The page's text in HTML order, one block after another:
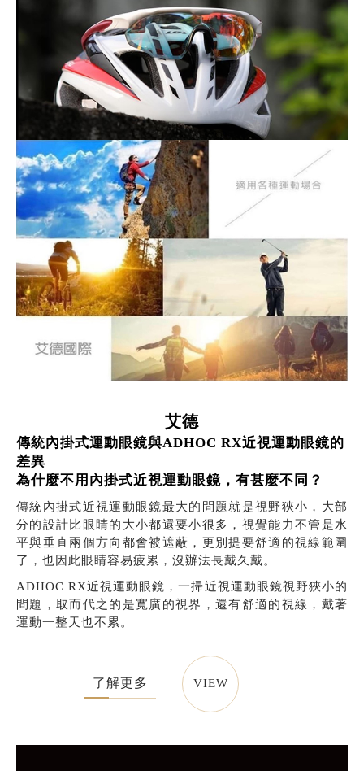
艾德
傳統內掛式運動眼鏡與ADHOC RX近視運動眼鏡的
差異
為什麼不用內掛式近視運動眼鏡，有甚麼不同？
傳統內掛式近視運動眼鏡最大的問題就是視野狹小，大部
分的設計比眼睛的大小都還要小很多，視覺能力不管是水
平與垂直兩個方向都會被遮蔽，更別提要舒適的視線範圍
了，也因此眼睛容易疲累，沒辦法長戴久戴。
ADHOC RX近視運動眼鏡，一掃近視運動眼鏡視野狹小的
問題，取而代之的是寬廣的視界，還有舒適的視線，戴著
運動一整天也不累。
了解更多 VIEW